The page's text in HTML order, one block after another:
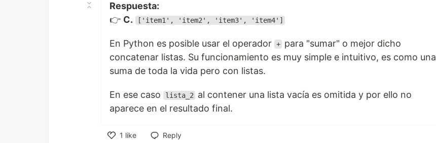
Respuesta:
👉 C. ['item1', 'item2', 'item3', 'item4']
En Python es posible usar el operador + para "sumar" o mejor dicho
concatenar listas. Su funcionamiento es muy simple e intuitivo, es como una
suma de toda la vida pero con listas.
En ese caso lista_2
al contener una lista vacía es omitida y por ello no
aparece en el resultado final.
1 like
Reply